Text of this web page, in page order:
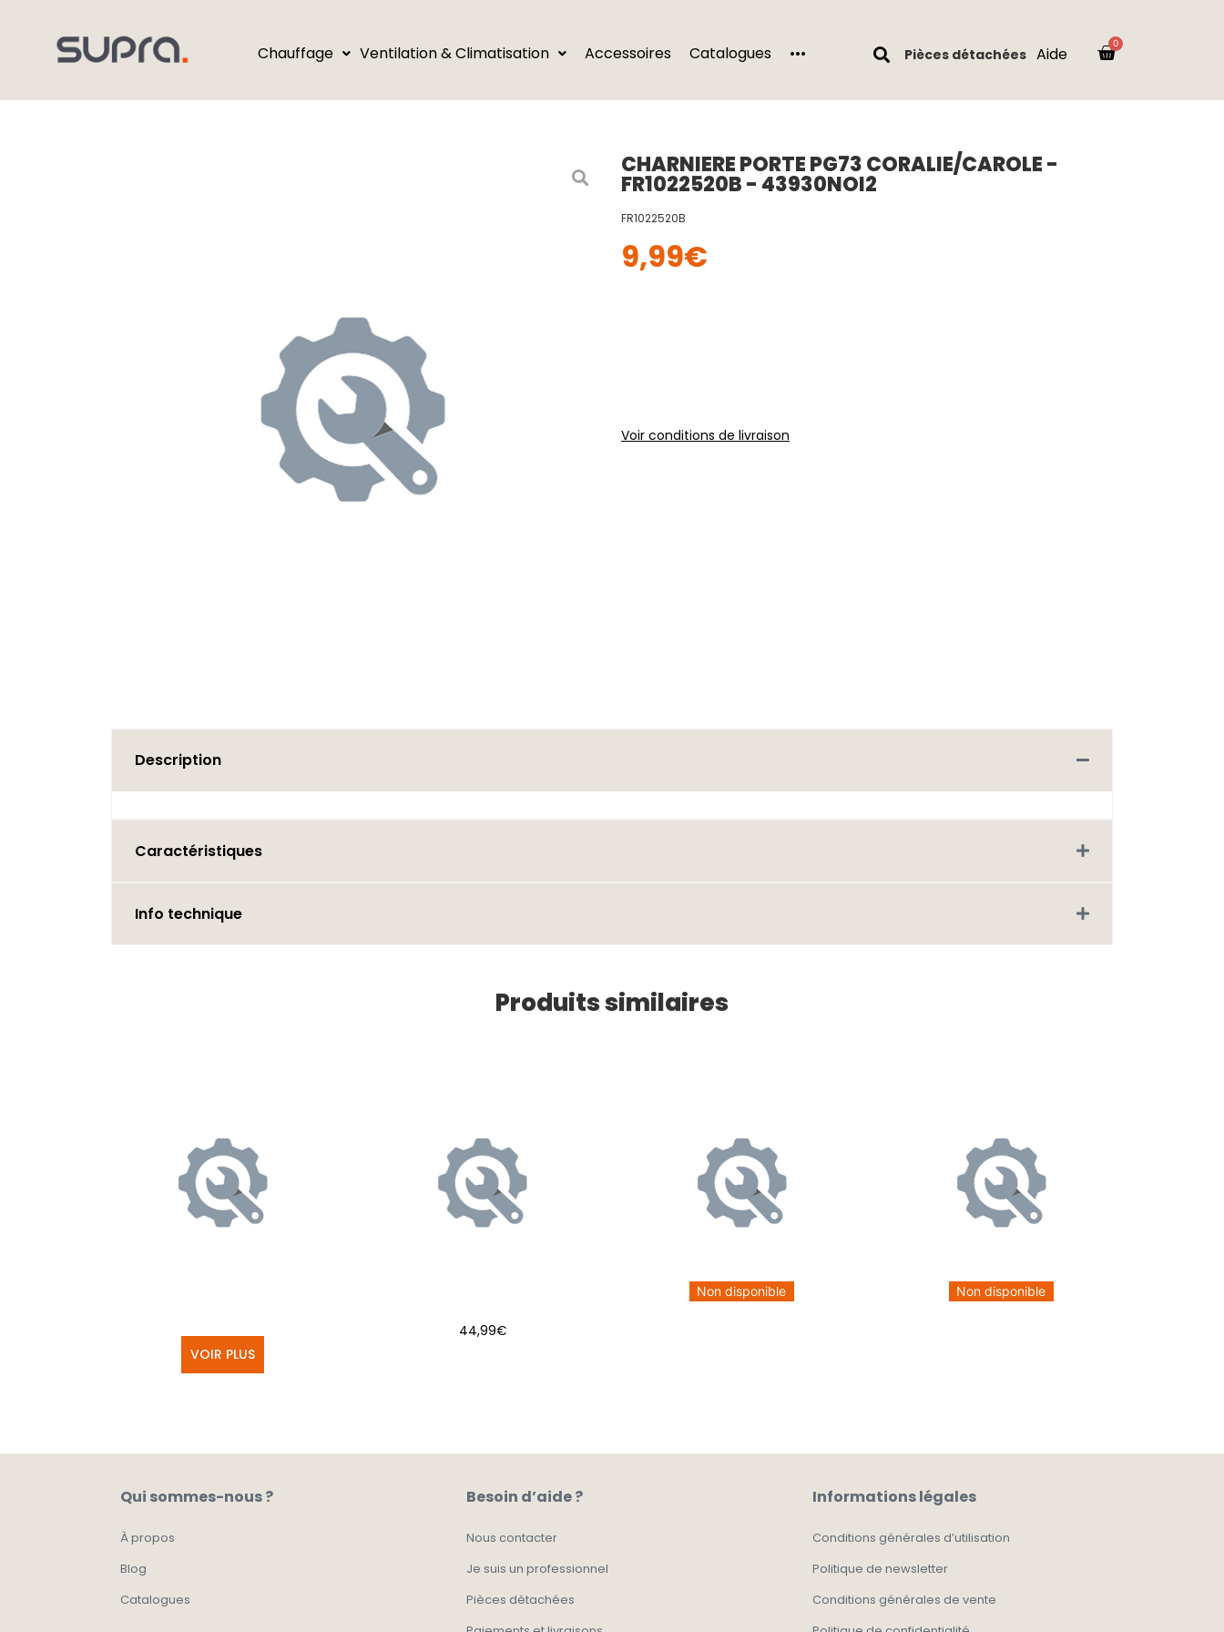
Chauffage Ventilation & Climatisation Accessoires Catalogues ··· Pièces détachées Aide
CHARNIERE PORTE PG73 CORALIE/CAROLE -
FR1022520B - 43930NOI2
FR1022520B
9,99€
Voir conditions de livraison
Description
Caractéristiques
Info technique
Produits similaires
VOIR PLUS
44,99€
Non disponible Non disponible
Qui sommes-nous ?
À propos
Blog
Catalogues
Besoin d’aide ?
Nous contacter
Je suis un professionnel
Pièces détachées
Informations légales
Conditions générales d’utilisation
Politique de newsletter
Conditions générales de vente